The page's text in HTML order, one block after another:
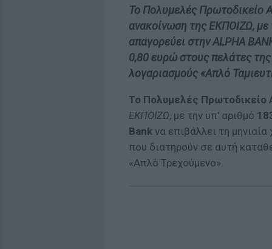
Το Πολυμελές Πρωτοδικείο
ανακοίνωση της ΕΚΠΟΙΖΩ,
απαγορεύει στην ALPHA
0,80 ευρώ στους πελάτες
λογαριασμούς «Απλό
Το Πολυμελές Πρωτοδικείο
ΕΚΠΟΙΖΩ, με την υπ' αριθμό
Bank να επιβάλλει τη
που διατηρούν σε αυτή
«Απλό Τρεχούμενο».